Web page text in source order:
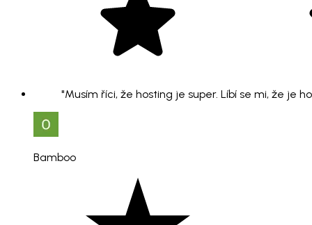
"Musím říci, že hosting je super. Líbí se mi, že je
Bamboo